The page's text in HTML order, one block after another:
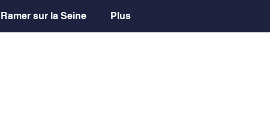
Ramer sur la Seine Plus